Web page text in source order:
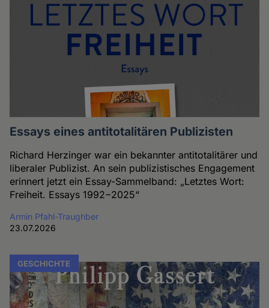
Essays eines antitotalitären Publizisten
Richard Herzinger war ein bekannter antitotalitärer und
liberaler Publizist. An sein publizistisches Engagement
erinnert jetzt ein Essay-Sammelband: „Letztes Wort:
Freiheit. Essays 1992−2025“
Armin Pfahl-Traughber
23.07.2026
GESCHICHTE